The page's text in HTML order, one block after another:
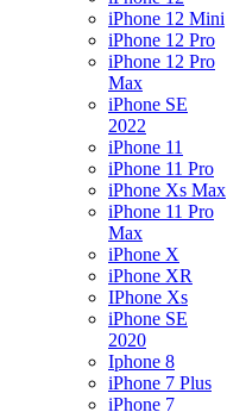
iPhone 12 Mini
iPhone 12 Pro
iPhone 12 Pro
Max
iPhone SE
2022
iPhone 11
iPhone 11 Pro
iPhone Xs Max
iPhone 11 Pro
Max
iPhone X
iPhone XR
IPhone Xs
iPhone SE
2020
Iphone 8
iPhone 7 Plus
iPhone 7